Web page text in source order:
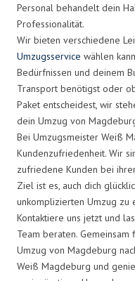
Personal behandelt dein
Professionalität.
Wir bieten verschiedene
Umzugsservice wählen
Bedürfnissen und deinem
Transport benötigst oder
Paket entscheidest, wir
dein Umzug von
Bei Umzugsmeister Weiß
Kundenzufriedenheit. Wir
zufriedene Kunden bei
Ziel ist es, auch dich
unkomplizierten Umzug zu
Kontaktiere uns jetzt und
Team beraten.
Umzug von Magdeburg
Weiß Magdeburg und